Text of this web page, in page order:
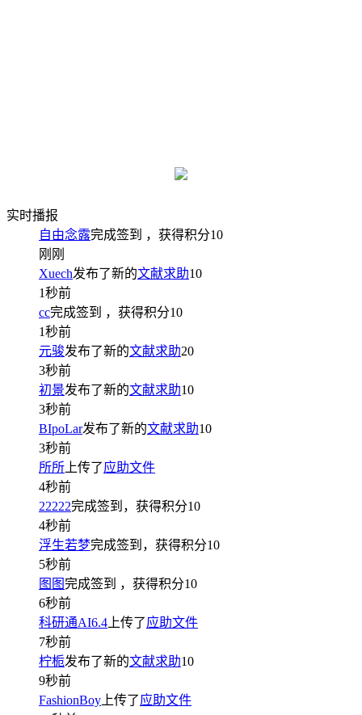
实时播报
自由念露完成签到 ，获得积分10
刚刚
Xuech发布了新的文献求助10
1秒前
cc完成签到 ，获得积分10
1秒前
元骏发布了新的文献求助20
3秒前
初景发布了新的文献求助10
3秒前
BIpoLar发布了新的文献求助10
3秒前
所所 上传了应助文件
4秒前
22222完成签到，获得积分10
4秒前
浮生若梦完成签到，获得积分10
5秒前
图图完成签到 ，获得积分10
6秒前
科研通AI6.4 上传了应助文件
7秒前
柠栀发布了新的文献求助10
9秒前
FashionBoy 上传了应助文件